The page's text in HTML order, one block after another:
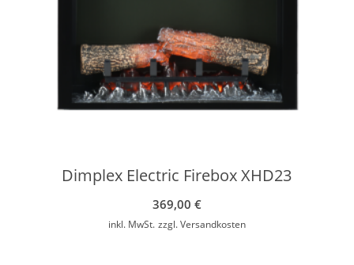
Dimplex Electric Firebox XHD23
369,00 €
inkl. MwSt. zzgl.Versandkosten